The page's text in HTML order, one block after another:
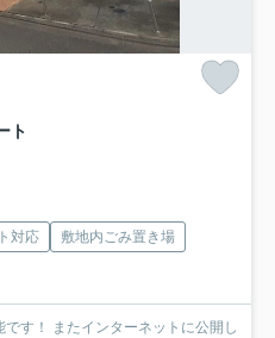
ト
対応
敷地内ごみ置き場
す！ またインターネットに公開し